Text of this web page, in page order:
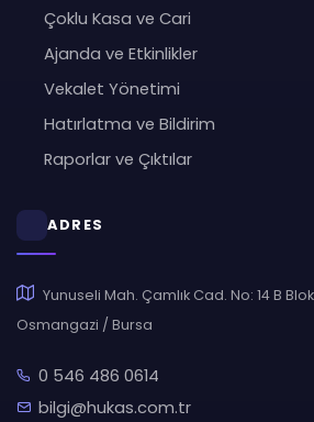
Çoklu Kasa ve Cari
Ajanda ve Etkinlikler
Vekalet Yönetimi
Hatırlatma ve Bildirim
Raporlar ve Çıktılar
ADRES
Yunuseli Mah. Çamlık Cad. No: 14 B
Osmangazi / Bursa
0 546 486 0614
bilgi@hukas.com.tr